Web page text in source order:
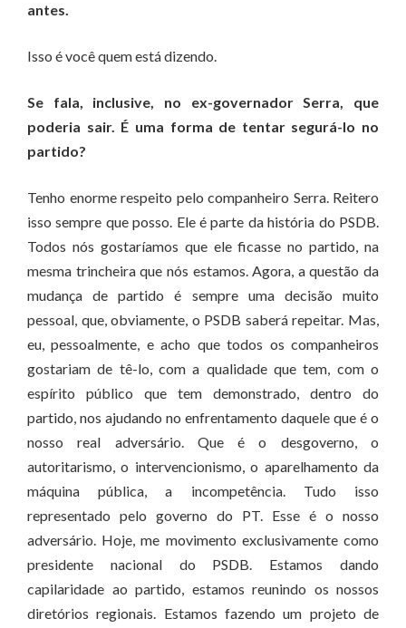
antes.
Isso é você quem está dizendo.
Se fala, inclusive, no ex-governador Serra, que
poderia sair. É uma forma de tentar segurá-lo no
partido?
Tenho enorme respeito pelo companheiro Serra. Reitero
isso sempre que posso. Ele é parte da história do PSDB.
Todos nós gostaríamos que ele ficasse no partido, na
mesma trincheira que nós estamos. Agora, a questão da
mudança de partido é sempre uma decisão muito
pessoal, que, obviamente, o PSDB saberá repeitar. Mas,
eu, pessoalmente, e acho que todos os companheiros
gostariam de tê-lo, com a qualidade que tem, com o
espírito público que tem demonstrado, dentro do
partido, nos ajudando no enfrentamento daquele que é o
nosso real adversário. Que é o desgoverno, o
autoritarismo, o intervencionismo, o aparelhamento da
máquina pública, a incompetência. Tudo isso
representado pelo governo do PT. Esse é o nosso
adversário. Hoje, me movimento exclusivamente como
presidente nacional do PSDB. Estamos dando
capilaridade ao partido, estamos reunindo os nossos
diretórios regionais. Estamos fazendo um projeto de